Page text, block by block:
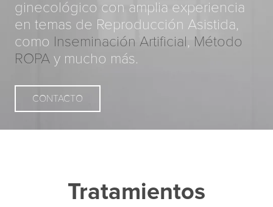
ginecológico con amplia experiencia
en temas de Reproducción Asistida,
como Inseminación Artificial, Método
ROPA y mucho más.
CONTACTO
Tratamientos